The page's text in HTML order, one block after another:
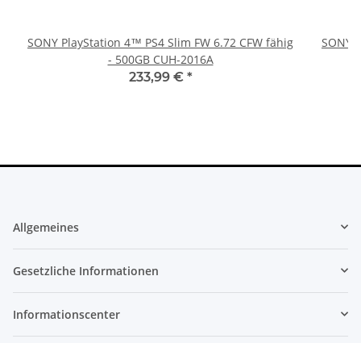
SONY PlayStation 4™ PS4 Slim FW 6.72 CFW fähig
- 500GB CUH-2016A
233,99 € *
SONY
Allgemeines
Gesetzliche Informationen
Informationscenter